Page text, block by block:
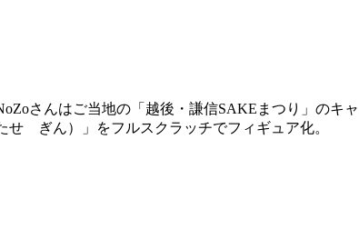
さんはご当地の「越後・謙信SAKEまつり」のキャ
ぎん）」をフルスクラッチでフィギュア化。